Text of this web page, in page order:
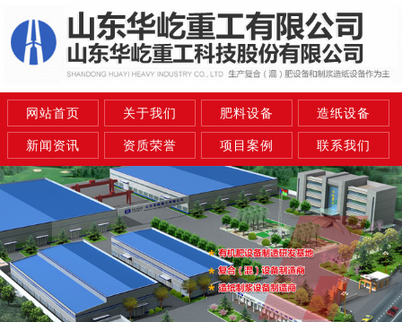
网站首页 关于我们 肥料设备 造纸设备
新闻资讯 资质荣誉 项目案例 联系我们